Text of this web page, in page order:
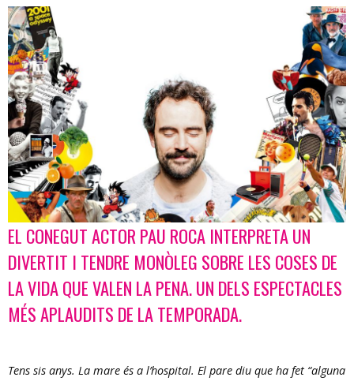
Diapositiva 1 de 1
EL CONEGUT ACTOR PAU ROCA INTERPRETA UN
DIVERTIT I TENDRE MONÒLEG SOBRE LES COSES DE
LA VIDA QUE VALEN LA PENA. UN DELS ESPECTACLES
MÉS APLAUDITS DE LA TEMPORADA.
Tens sis anys. La mare és a l’hospital. El pare diu que ha fet “alguna